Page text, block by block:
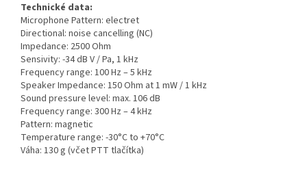
Technické data:
Microphone Pattern: electret
Directional: noise cancelling (NC)
Impedance: 2500 Ohm
Sensivity: -34 dB V / Pa, 1 kHz
Frequency range: 100 Hz – 5 kHz
Speaker Impedance: 150 Ohm at 1 mW / 1 kHz
Sound pressure level: max. 106 dB
Frequency range: 300 Hz – 4 kHz
Pattern: magnetic
Temperature range: -30°C to +70°C
Váha: 130 g (včet PTT tlačítka)